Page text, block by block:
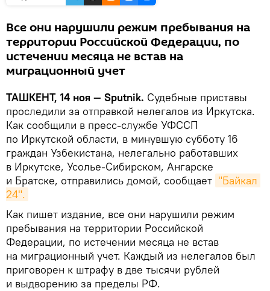
Все они нарушили режим пребывания на
территории Российской Федерации, по
истечении месяца не встав на
миграционный учет
ТАШКЕНТ, 14 ноя — Sputnik. Судебные приставы
проследили за отправкой нелегалов из Иркутска.
Как сообщили в пресс-службе УФССП
по Иркутской области, в минувшую субботу 16
граждан Узбекистана, нелегально работавших
в Иркутске, Усолье-Сибирском, Ангарске
и Братске, отправились домой, сообщает "Байкал
24".
Как пишет издание, все они нарушили режим
пребывания на территории Российской
Федерации, по истечении месяца не встав
на миграционный учет. Каждый из нелегалов был
приговорен к штрафу в две тысячи рублей
и выдворению за пределы РФ.